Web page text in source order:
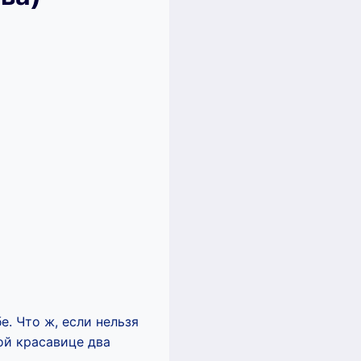
Что ж, если нельзя
красавице два